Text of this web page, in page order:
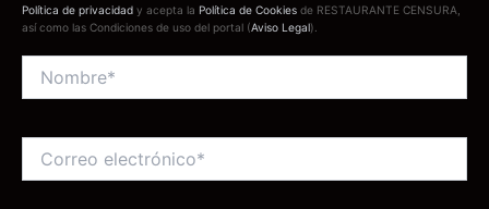
Política de privacidad y acepta la Política de Cookies de RESTAURANTE CENSURA,
así como las Condiciones de uso del portal (Aviso Legal).
electrónico*